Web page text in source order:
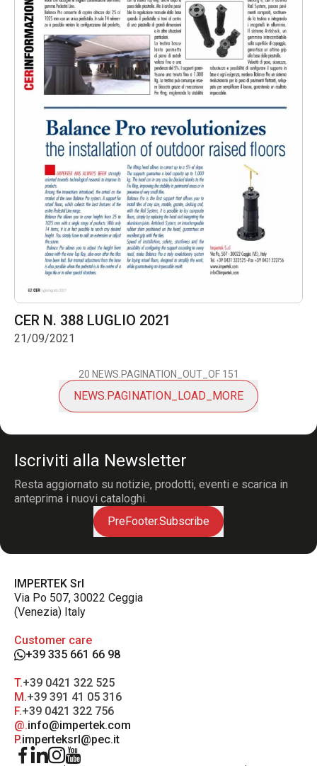
CER N. 388 LUGLIO 2021
21/09/2021
20 NEWS.PAGINATION_OUT_OF 151
NEWS.PAGINATION_LOAD_MORE
Iscriviti alla Newsletter
Resta aggiornato su notizie, prodotti, eventi e scarica in
anteprima i nuovi cataloghi.
PreFooter.Subscribe
IMPERTEK Srl
Via Po 507, 30022 Ceggia
(Venezia) Italy
Customer care
+39 335 661 66 98
T.+39 0421 322 525
M.+39 391 41 05 316
F.+39 0421 322 756
@.info@impertek.com
P.imperteksrl@pec.it